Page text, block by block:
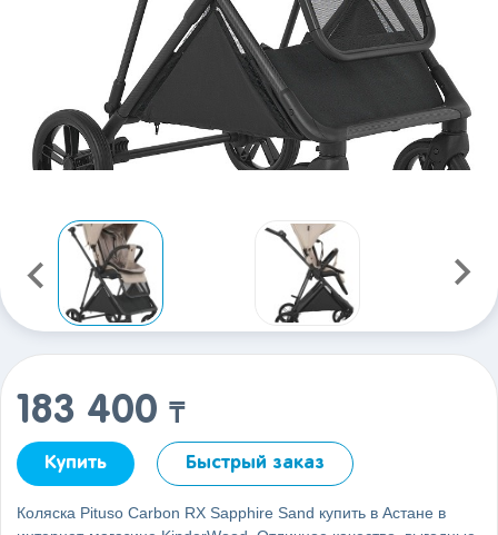
183 400 ₸
Купить Быстрый заказ
Коляска Pituso Carbon RX Sapphire Sand купить в Астане в